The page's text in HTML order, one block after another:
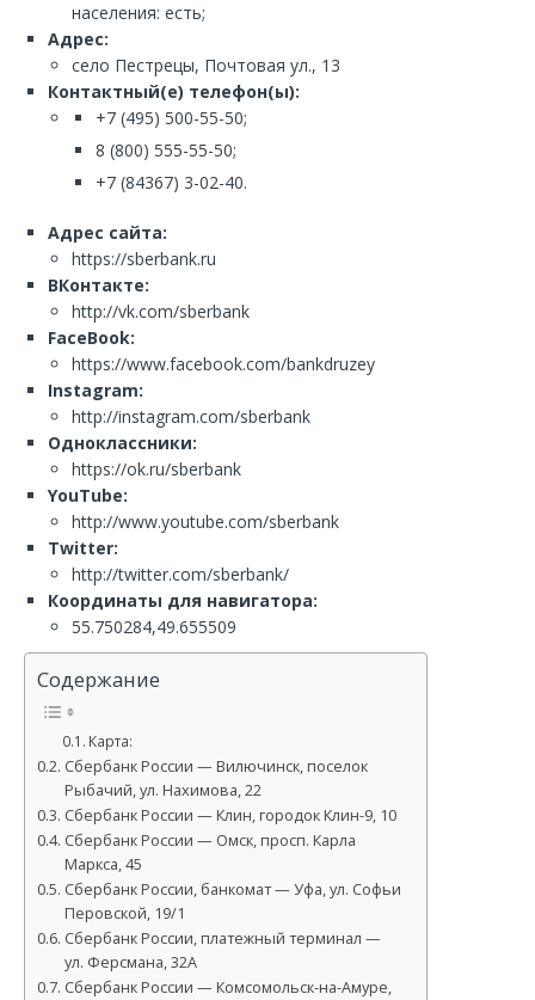
населения: есть;
Адрес:
село Пестрецы, Почтовая ул., 13
Контактный(е) телефон(ы):
+7 (495) 500-55-50;
8 (800) 555-55-50;
+7 (84367) 3-02-40.
Адрес сайта:
https://sberbank.ru
ВКонтакте:
http://vk.com/sberbank
FaceBook:
https://www.facebook.com/bankdruzey
Instagram:
http://instagram.com/sberbank
Одноклассники:
https://ok.ru/sberbank
YouTube:
http://www.youtube.com/sberbank
Twitter:
http://twitter.com/sberbank/
Координаты для навигатора:
55.750284,49.655509
Содержание
Карта:
Сбербанк России — Вилючинск, поселок
Рыбачий, ул. Нахимова, 22
Сбербанк России — Клин, городок Клин-9, 10
Сбербанк России — Омск, просп. Карла
Маркса, 45
Сбербанк России, банкомат — Уфа, ул. Софьи
Перовской, 19/1
Сбербанк России, платежный терминал —
ул. Ферсмана, 32А
Сбербанк России — Комсомольск-на-Амуре,